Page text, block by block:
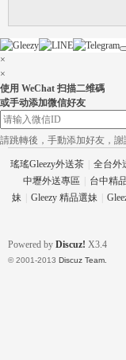
×
×
使用 WeChat 扫描二维碼
或手动添加微信好友
請跳轉後，手動添加好友，謝
瑤瑤Gleezy外送茶 全台外
中壢外送專區
台中精
妹
Gleezy 精品選妹
Powered by Discuz! X3.4
© 2001-2013 Discuz Team.